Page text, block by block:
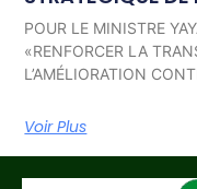
POUR LE MINISTRE
«RENFORCER LA
L’AMÉLIORATION
Voir Plus